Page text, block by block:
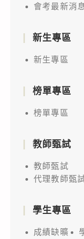
會考最新消
新生專區
新生專區
榜單專區
榜單專區
教師甄試
教師甄試
代理教師甄
學生專區
成績缺曠